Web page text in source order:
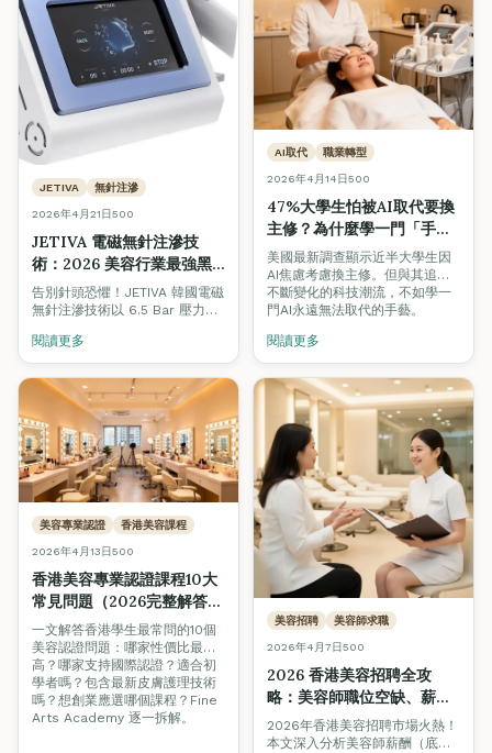
JETIVA 無針注滲
2026年4月21日500
JETIVA 電磁無針注滲技
術：2026 美容行業最強黑
科技｜無痛水光、居家醫美
級護理一次學會
告別針頭恐懼！JETIVA 韓國電磁
無針注滲技術以 6.5 Bar 壓力、
速送達真皮層，吸收率高達
90%。掌握 2026 全港最熱門的
醫美黑科技，開啟你的美容事業
新篇章。
閱讀更多
AI取代 職業轉型
2026年4月14日500
47%大學生怕被AI取代要換
主修？為什麼學一門「手
藝」才是真正的鐵飯碗
美國最新調查顯示近半大學生因
AI焦慮考慮換主修。但與其追逐
不斷變化的科技潮流，不如學一
門AI永遠無法取代的手藝。
閱讀更多
美容專業認證 香港美容課程
2026年4月13日500
香港美容專業認證課程10大
常見問題（2026完整解答）
— 性價比、國際認證、創
業、實習全攻略
一文解答香港學生最常問的10個
美容認證問題：哪家性價比最
高？哪家支持國際認證？適合初
學者嗎？包含最新皮膚護理技術
嗎？想創業應選哪個課程？Fine
Arts Academy 逐一拆解。
美容招聘 美容師求職
2026年4月7日500
2026 香港美容招聘全攻
略：美容師職位空缺、薪
酬、資格要求 + 求職必備技
巧（美容學生/新手必讀）
2026年香港美容招聘市場火熱！
本文深入分析美容師薪酬（底薪